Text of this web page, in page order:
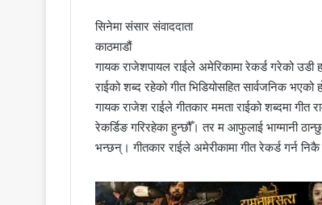
सिनेमा संसार संवाददाता
काठमाडौं
गायक राजेशपायल राईले अमेरिकामा रेकर्ड गरेको
राईको शब्द रहेको गीत भिडियोसहित सार्वजनिक
गायक राजेश राईले गीतकार ममता राईको शब्दमा गीत
रेकर्डिङ गरिरहेका हुन्छौँ। तर म आफुलाई भाग्मानी
भन्छन्। गीतकार राईले अमेरीकामा गीत रेकर्ड गर्न निकै